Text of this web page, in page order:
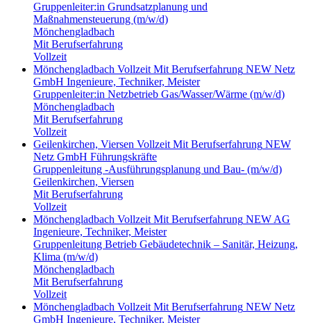
Gruppenleiter:in Grundsatzplanung und
Maßnahmensteuerung (m/w/d)
Mönchengladbach
Mit Berufserfahrung
Vollzeit
Mönchengladbach Vollzeit Mit Berufserfahrung NEW Netz
GmbH Ingenieure, Techniker, Meister
Gruppenleiter:in Netzbetrieb Gas/Wasser/Wärme (m/w/d)
Mönchengladbach
Mit Berufserfahrung
Vollzeit
Geilenkirchen, Viersen Vollzeit Mit Berufserfahrung NEW
Netz GmbH Führungskräfte
Gruppenleitung -Ausführungsplanung und Bau- (m/w/d)
Geilenkirchen, Viersen
Mit Berufserfahrung
Vollzeit
Mönchengladbach Vollzeit Mit Berufserfahrung NEW AG
Ingenieure, Techniker, Meister
Gruppenleitung Betrieb Gebäudetechnik – Sanitär, Heizung,
Klima (m/w/d)
Mönchengladbach
Mit Berufserfahrung
Vollzeit
Mönchengladbach Vollzeit Mit Berufserfahrung NEW Netz
GmbH Ingenieure, Techniker, Meister